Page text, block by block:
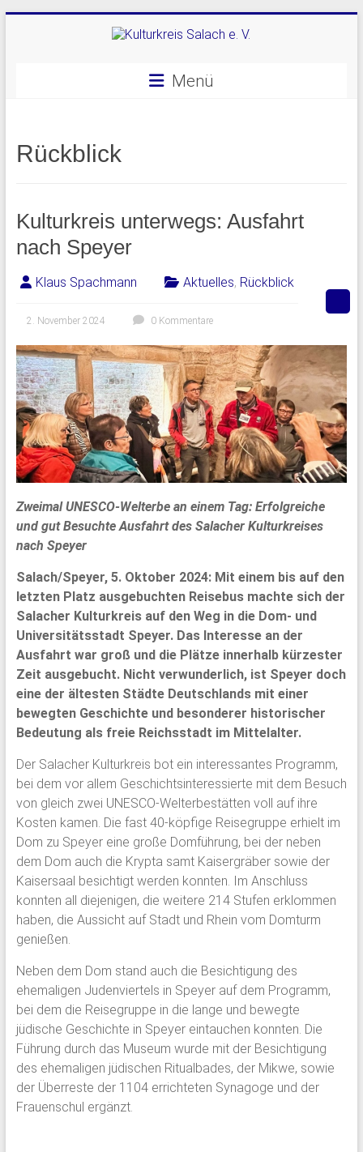
V.
Menü
Rückblick
Kulturkreis unterwegs: Ausfahrt
nach Speyer
Klaus Spachmann Aktuelles, Rückblick
2. November 2024 0 Kommentare
Zweimal UNESCO-Welterbe an einem Tag: Erfolgreiche
und gut Besuchte Ausfahrt des Salacher Kulturkreises
nach Speyer
Salach/Speyer, 5. Oktober 2024: Mit einem bis auf den
letzten Platz ausgebuchten Reisebus machte sich der
Salacher Kulturkreis auf den Weg in die Dom- und
Universitätsstadt Speyer. Das Interesse an der
Ausfahrt war groß und die Plätze innerhalb kürzester
Zeit ausgebucht. Nicht verwunderlich, ist Speyer doch
eine der ältesten Städte Deutschlands mit einer
bewegten Geschichte und besonderer historischer
Bedeutung als freie Reichsstadt im Mittelalter.
Der Salacher Kulturkreis bot ein interessantes Programm,
bei dem vor allem Geschichtsinteressierte mit dem Besuch
von gleich zwei UNESCO-Welterbestätten voll auf ihre
Kosten kamen. Die fast 40-köpfige Reisegruppe erhielt im
Dom zu Speyer eine große Domführung, bei der neben
dem Dom auch die Krypta samt Kaisergräber sowie der
Kaisersaal besichtigt werden konnten. Im Anschluss
konnten all diejenigen, die weitere 214 Stufen erklommen
haben, die Aussicht auf Stadt und Rhein vom Domturm
genießen.
Neben dem Dom stand auch die Besichtigung des
ehemaligen Judenviertels in Speyer auf dem Programm,
bei dem die Reisegruppe in die lange und bewegte
jüdische Geschichte in Speyer eintauchen konnten. Die
Führung durch das Museum wurde mit der Besichtigung
des ehemaligen jüdischen Ritualbades, der Mikwe, sowie
der Überreste der 1104 errichteten Synagoge und der
Frauenschul ergänzt.